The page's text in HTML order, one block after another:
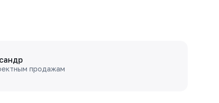
продажам